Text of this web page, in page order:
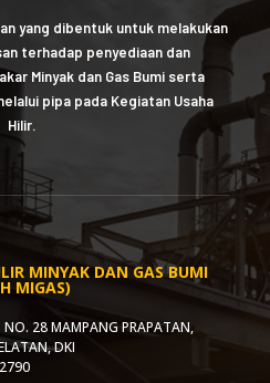
yang dibentuk untuk melakukan
terhadap penyediaan dan
Minyak dan Gas Bumi serta
pipa pada Kegiatan Usaha
Hilir.
MINYAK DAN GAS BUMI
MIGAS)
NO. 28 MAMPANG PRAPATAN,
DKI